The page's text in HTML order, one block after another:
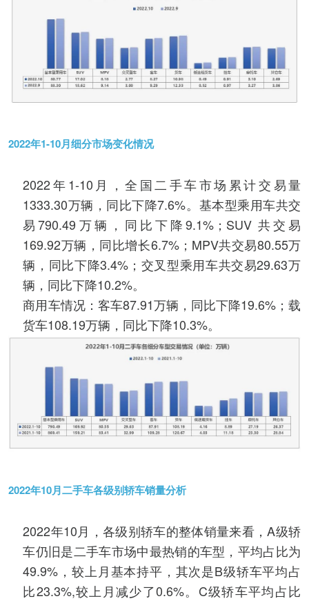
2022年1-10月细分市场变化情况
2022年1-10月，全国二手车市场累计交易量
1333.30万辆，同比下降7.6%。基本型乘用车共交
易790.49万辆，同比下降9.1%；SUV 共交易
169.92万辆，同比增长6.7%；MPV共交易80.55万
辆，同比下降3.4%；交叉型乘用车共交易29.63万
辆，同比下降10.2%。
商用车情况：客车87.91万辆，同比下降19.6%；载
货车108.19万辆，同比下降10.3%。
2022年10月二手车各级别轿车销量分析
2022年10月，各级别轿车的整体销量来看，A级轿
车仍旧是二手车市场中最热销的车型，平均占比为
49.9%，较上月基本持平，其次是B级轿车平均占
比23.3%,较上月减少了0.6%。C级轿车平均占比